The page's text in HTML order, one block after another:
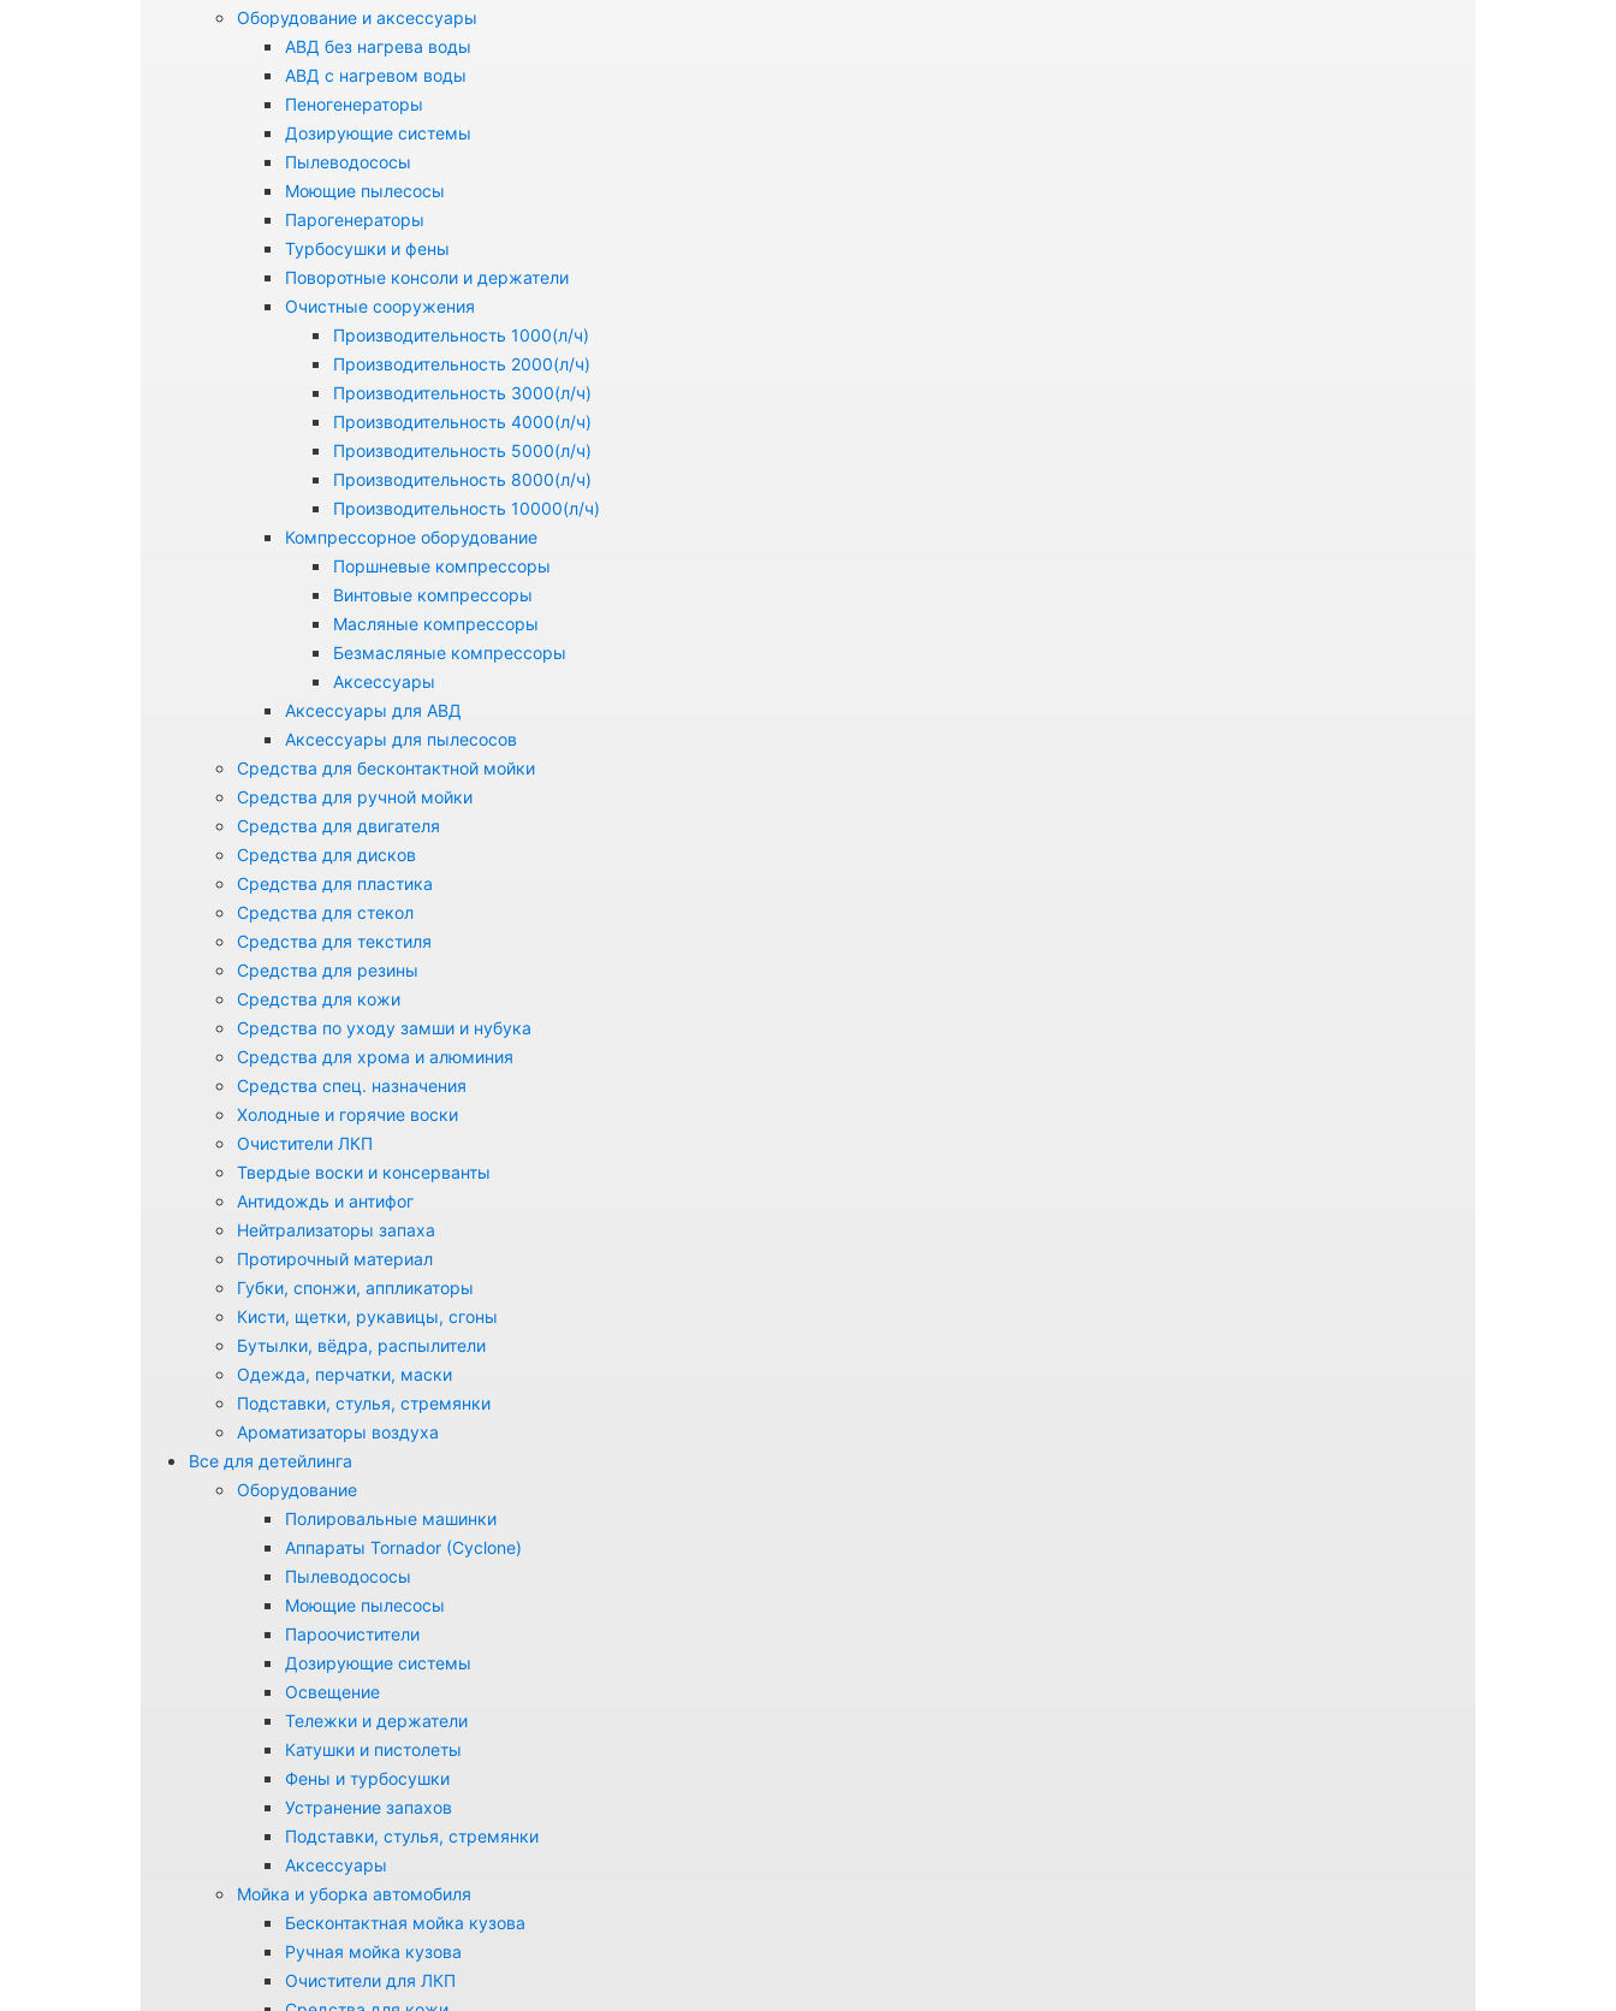
Оборудование и аксессуары
АВД без нагрева воды
АВД с нагревом воды
Пеногенераторы
Дозирующие системы
Пылеводососы
Моющие пылесосы
Парогенераторы
Турбосушки и фены
Поворотные консоли и держатели
Очистные сооружения
Производительность 1000(л/ч)
Производительность 2000(л/ч)
Производительность 3000(л/ч)
Производительность 4000(л/ч)
Производительность 5000(л/ч)
Производительность 8000(л/ч)
Производительность 10000(л/ч)
Компрессорное оборудование
Поршневые компрессоры
Винтовые компрессоры
Масляные компрессоры
Безмасляные компрессоры
Аксессуары
Аксессуары для АВД
Аксессуары для пылесосов
Средства для бесконтактной мойки
Средства для ручной мойки
Средства для двигателя
Средства для дисков
Средства для пластика
Средства для стекол
Средства для текстиля
Средства для резины
Средства для кожи
Средства по уходу замши и нубука
Средства для хрома и алюминия
Средства спец. назначения
Холодные и горячие воски
Очистители ЛКП
Твердые воски и консерванты
Антидождь и антифог
Нейтрализаторы запаха
Протирочный материал
Губки, спонжи, аппликаторы
Кисти, щетки, рукавицы, сгоны
Бутылки, вёдра, распылители
Одежда, перчатки, маски
Подставки, стулья, стремянки
Ароматизаторы воздуха
Все для детейлинга
Оборудование
Полировальные машинки
Аппараты Tornador (Cyclone)
Пылеводососы
Моющие пылесосы
Пароочистители
Дозирующие системы
Освещение
Тележки и держатели
Катушки и пистолеты
Фены и турбосушки
Устранение запахов
Подставки, стулья, стремянки
Аксессуары
Мойка и уборка автомобиля
Бесконтактная мойка кузова
Ручная мойка кузова
Очистители для ЛКП